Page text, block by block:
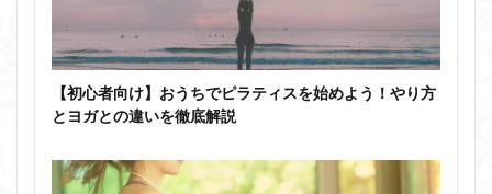
【初心者向け】おうちでピラティスを始めよう！やり方
とヨガとの違いを徹底解説